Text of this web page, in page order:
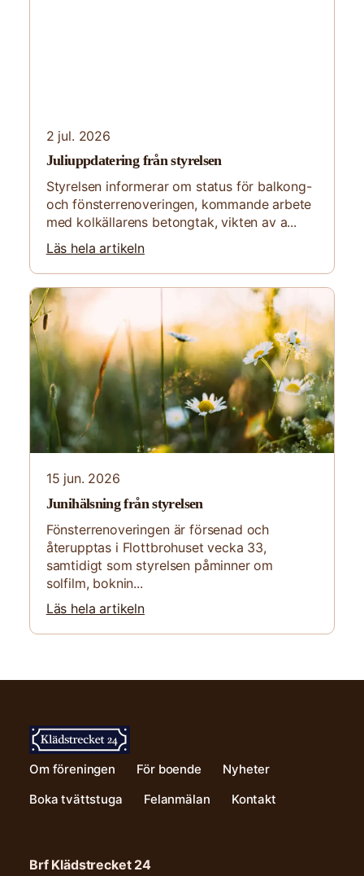
2 jul. 2026
Juliuppdatering från styrelsen
Styrelsen informerar om status för balkong-
och fönsterrenoveringen, kommande arbete
med kolkällarens betongtak, vikten av a...
Läs hela artikeln
15 jun. 2026
Junihälsning från styrelsen
Fönsterrenoveringen är försenad och
återupptas i Flottbrohuset vecka 33,
samtidigt som styrelsen påminner om
solfilm, boknin...
Läs hela artikeln
Om föreningen För boende
Nyheter
Boka tvättstuga
Felanmälan Kontakt
Brf Klädstrecket 24